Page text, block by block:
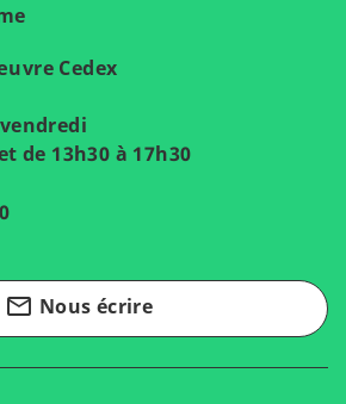
Cedex
de 13h30 à 17h30
mail_outline Nous écrire